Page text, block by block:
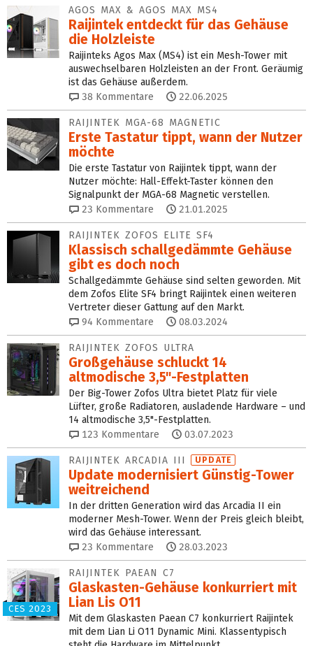
AGOS MAX & AGOS MAX MS4
Raijintek entdeckt für das Gehäuse
die Holzleiste
Raijinteks Agos Max (MS4) ist ein Mesh-Tower mit
auswechselbaren Holzleisten an der Front. Geräumig
ist das Gehäuse außerdem.
38 Kommentare 22.06.2025
RAIJINTEK MGA-68 MAGNETIC
Erste Tastatur tippt, wann der Nutzer
möchte
Die erste Tastatur von Raijintek tippt, wann der
Nutzer möchte: Hall-Effekt-Taster können den
Signalpunkt der MGA-68 Magnetic verstellen.
23 Kommentare 21.01.2025
RAIJINTEK ZOFOS ELITE SF4
Klassisch schallgedämmte Gehäuse
gibt es doch noch
Schallgedämmte Gehäuse sind selten geworden. Mit
dem Zofos Elite SF4 bringt Raijintek einen weiteren
Vertreter dieser Gattung auf den Markt.
94 Kommentare 08.03.2024
RAIJINTEK ZOFOS ULTRA
Großgehäuse schluckt 14
altmodische 3,5"-Festplatten
Der Big-Tower Zofos Ultra bietet Platz für viele
Lüfter, große Radiatoren, ausladende Hardware – und
14 altmodische 3,5"-Festplatten.
123 Kommentare 03.07.2023
RAIJINTEK ARCADIA III UPDATE
Update modernisiert Günstig-Tower
weitreichend
In der dritten Generation wird das Arcadia II ein
moderner Mesh-Tower. Wenn der Preis gleich bleibt,
wird das Gehäuse interessant.
23 Kommentare 28.03.2023
CES 2023
RAIJINTEK PAEAN C7
Glaskasten-Gehäuse konkurriert mit
Lian Lis O11
Mit dem Glaskasten Paean C7 konkurriert Raijintek
mit dem Lian Li O11 Dynamic Mini. Klassentypisch